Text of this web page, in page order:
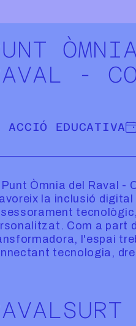
-
ACCIÓ EDUCATIVA
Òmnia del Raval -
la inclusió
Com a part
l'espai
tecnologia,